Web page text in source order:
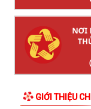
GIỚI THIỆU
HÈ NĂM 2026
Xã Trường Tân
liệu y tế và tạo